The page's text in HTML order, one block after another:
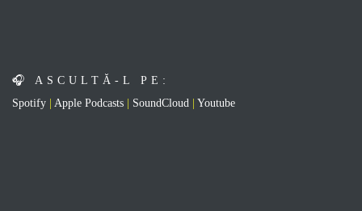
🎧 ASCULTĂ-L PE:
Spotify
Apple Podcasts SoundCloud Youtube